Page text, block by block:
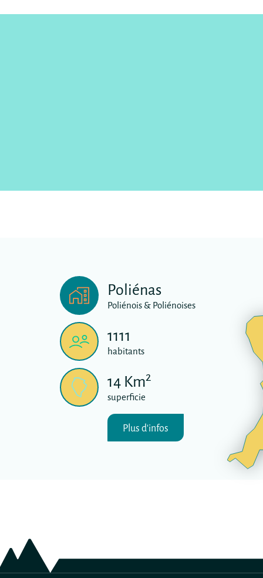
Poliénas
Poliénois & Poliénoises
1111
habitants
14Km2
superficie
Plus d'infos